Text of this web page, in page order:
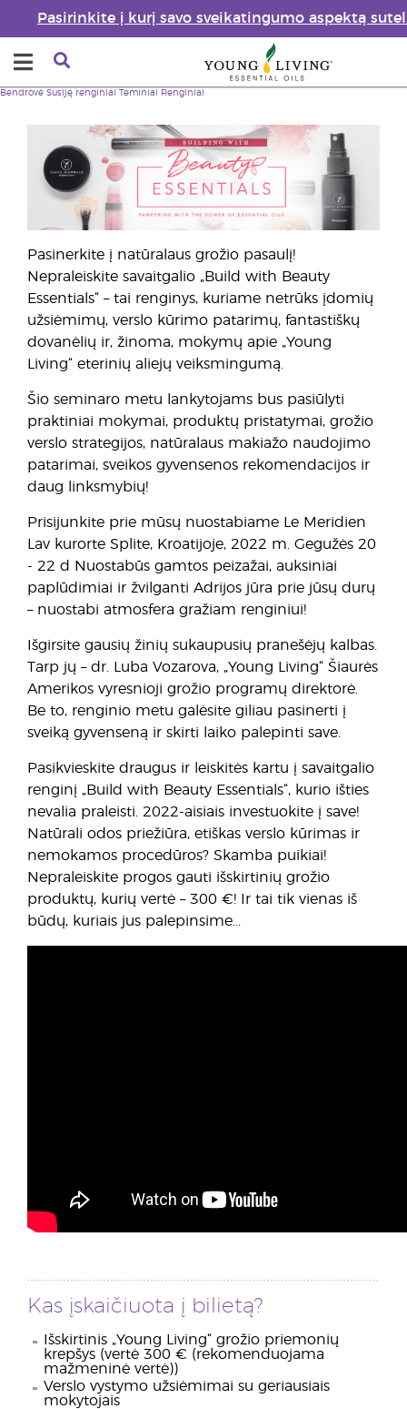
Pasirinkite į kurį savo sveikatingumo aspektą
Bendrovė Susiję renginiai Teminiai Renginiai
Pasinerkite į natūralaus grožio pasaulį!
Nepraleiskite savaitgalio „Build with Beauty
Essentials“ – tai renginys, kuriame netrūks įdomių
užsiėmimų, verslo kūrimo patarimų, fantastiškų
dovanėlių ir, žinoma, mokymų apie „Young
Living“ eterinių aliejų veiksmingumą.
Šio seminaro metu lankytojams bus pasiūlyti
praktiniai mokymai, produktų pristatymai, grožio
verslo strategijos, natūralaus makiažo naudojimo
patarimai, sveikos gyvensenos rekomendacijos ir
daug linksmybių!
Prisijunkite prie mūsų nuostabiame Le Meridien
Lav kurorte Splite, Kroatijoje, 2022 m. Gegužės 20
- 22 d Nuostabūs gamtos peizažai, auksiniai
paplūdimiai ir žvilganti Adrijos jūra prie jūsų durų
– nuostabi atmosfera gražiam renginiui!
Išgirsite gausių žinių sukaupusių pranešėjų kalbas.
Tarp jų – dr. Luba Vozarova, „Young Living“ Šiaurės
Amerikos vyresnioji grožio programų direktorė.
Be to, renginio metu galėsite giliau pasinerti į
sveiką gyvenseną ir skirti laiko palepinti save.
Pasikvieskite draugus ir leiskitės kartu į savaitgalio
renginį „Build with Beauty Essentials“, kurio išties
nevalia praleisti. 2022-aisiais investuokite į save!
Natūrali odos priežiūra, etiškas verslo kūrimas ir
nemokamos procedūros? Skamba puikiai!
Nepraleiskite progos gauti išskirtinių grožio
produktų, kurių vertė – 300 €! Ir tai tik vienas iš
būdų, kuriais jus palepinsime...
Kas įskaičiuota į bilietą?
Išskirtinis „Young Living“ grožio priemonių
krepšys (vertė 300 € (rekomenduojama
mažmeninė vertė))
Verslo vystymo užsiėmimai su geriausiais
mokytojais